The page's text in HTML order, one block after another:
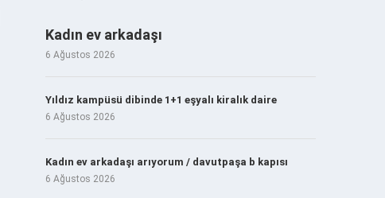
Kadın ev arkadaşı
6 Ağustos 2026
Yıldız kampüsü dibinde 1+1 eşyalı kiralık daire
6 Ağustos 2026
Kadın ev arkadaşı arıyorum / davutpaşa b kapısı
6 Ağustos 2026